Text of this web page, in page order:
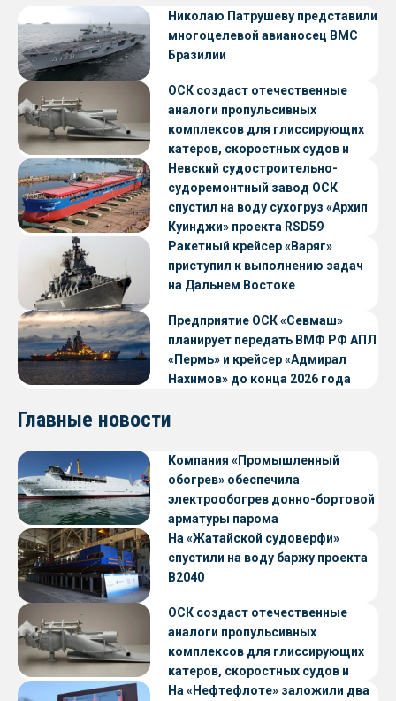
Николаю Патрушеву представили
многоцелевой авианосец ВМС
Бразилии
ОСК создаст отечественные
аналоги пропульсивных
комплексов для глиссирующих
катеров, скоростных судов и
судов с малой осадкой
Невский судостроительно-
судоремонтный завод ОСК
спустил на воду сухогруз «Архип
Куинджи» проекта RSD59
Ракетный крейсер «Варяг»
приступил к выполнению задач
на Дальнем Востоке
Предприятие ОСК «Севмаш»
планирует передать ВМФ РФ АПЛ
«Пермь» и крейсер «Адмирал
Нахимов» до конца 2026 года
Главные новости
Компания «Промышленный
обогрев» обеспечила
электрообогрев донно-бортовой
арматуры парома
«Петропавловск» проекта CNF22
На «Жатайской судоверфи»
спустили на воду баржу проекта
В2040
ОСК создаст отечественные
аналоги пропульсивных
комплексов для глиссирующих
катеров, скоростных судов и
судов с малой осадкой
На «Нефтефлоте» заложили два